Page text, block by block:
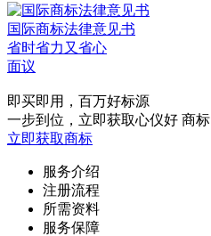
国际商标法律意见书
省时省力又省心
面议
即买即用，百万好标源
一步到位，立即获取心仪好 商标
立即获取商标
服务介绍
注册流程
所需资料
服务保障